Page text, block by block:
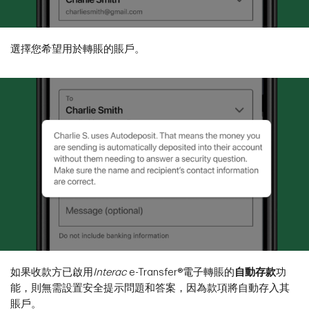
選擇您希望用於轉賬的賬戶。
如果收款方已啟用 Interac e-Transfer®電子轉賬的 自動存款功
能，則無需設置安全提示問題和答案，因為款項將自動存入其
賬戶。